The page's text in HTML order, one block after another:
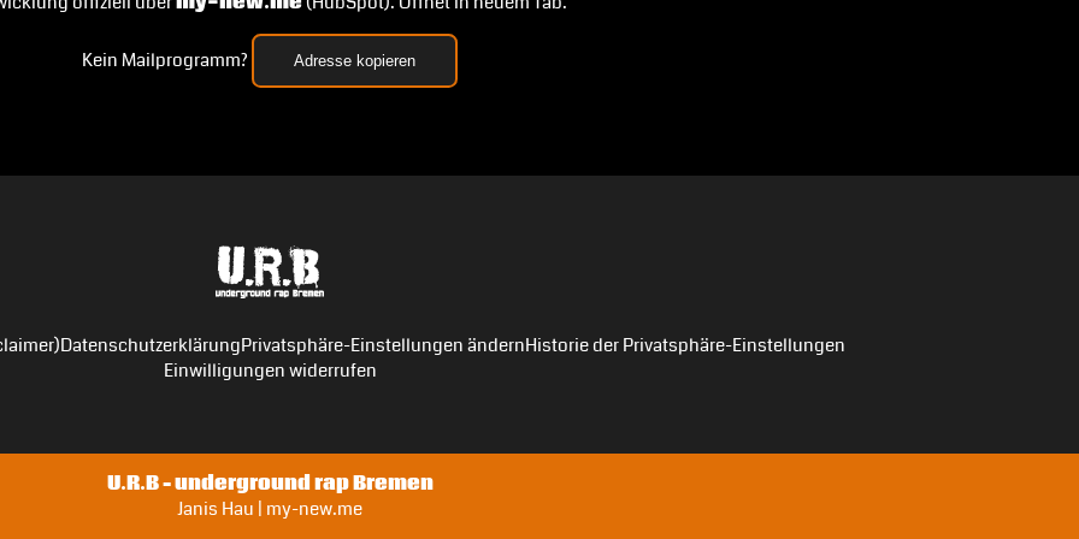
Kein Mailprogramm? Adresse kopieren
DatenschutzerklärungPrivatsphäre-Einstellungen ändernHistorie der Privatsphäre-Einstellungen
Einwilligungen widerrufen
U.R.B – underground rap Bremen
Janis Hau | my-new.me